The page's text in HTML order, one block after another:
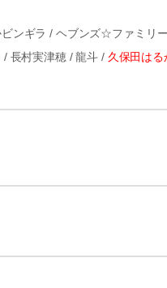
ンギラ / ヘブンズ☆ファミリ
/ 長村実津穂 / 龍斗 / 久保田は